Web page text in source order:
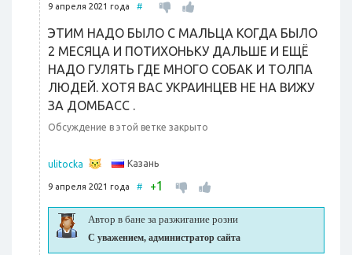
9 апреля 2021 года #
ЭТИМ НАДО БЫЛО С МАЛЬЦА КОГДА БЫЛО
2 МЕСЯЦА И ПОТИХОНЬКУ ДАЛЬШЕ И ЕЩЁ
НАДО ГУЛЯТЬ ГДЕ МНОГО СОБАК И ТОЛПА
ЛЮДЕЙ. ХОТЯ ВАС УКРАИНЦЕВ НЕ НА ВИЖУ
ЗА ДОМБАСС .
Обсуждение в этой ветке закрыто
ulitocka Казань
9 апреля 2021 года # +1
Автор в бане за разжигание розни
С уважением, администратор сайта